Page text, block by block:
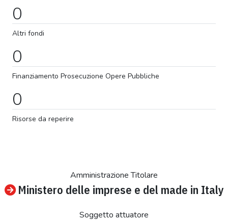
0
Altri fondi
0
Finanziamento Prosecuzione Opere Pubbliche
0
Risorse da reperire
Amministrazione Titolare
Ministero delle imprese e del made in Italy
Soggetto attuatore